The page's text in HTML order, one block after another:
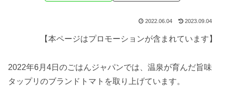
2022.06.04 2023.09.04
【本ページはプロモーションが含まれています】
2022年6月4日のごはんジャパンでは、温泉が育んだ旨味
タップリのブランドトマトを取り上げています。